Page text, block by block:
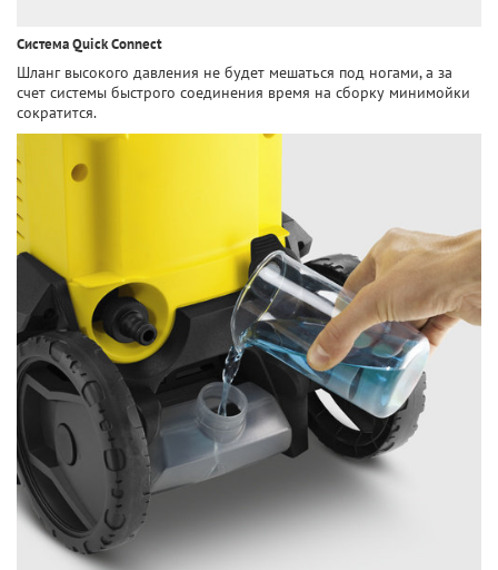
Система Quick Connect
Шланг высокого давления не будет мешаться под ногами, а за
счет системы быстрого соединения время на сборку минимойки
сократится.